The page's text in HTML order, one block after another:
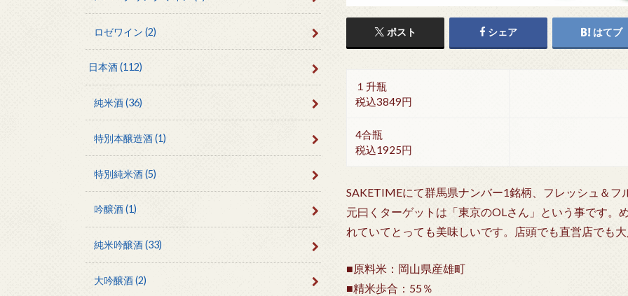
ポスト シェア はてブ
１升瓶
税込3849円
4合瓶
税込1925円
SAKETIMEにて群馬県ナンバー1銘柄、フレッシュ＆
元曰くターゲットは「東京のOLさん」という事です。
れていてとっても美味しいです。店頭でも直営店でも
■原料米：岡山県産雄町
■精米歩合：55％
ロゼワイン (2)
日本酒(112)
純米酒(36)
特別本醸造酒(1)
特別純米酒(5)
吟醸酒(1)
純米吟醸酒(33)
大吟醸酒(2)